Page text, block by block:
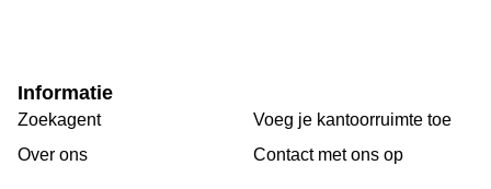
Informatie
Zoekagent
Over ons
Voeg je kantoorruimte toe
Сontact met ons op